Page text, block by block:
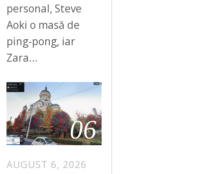
personal, Steve
Aoki o masă de
ping-pong, iar
Zara…
06
AUGUST 6, 2026